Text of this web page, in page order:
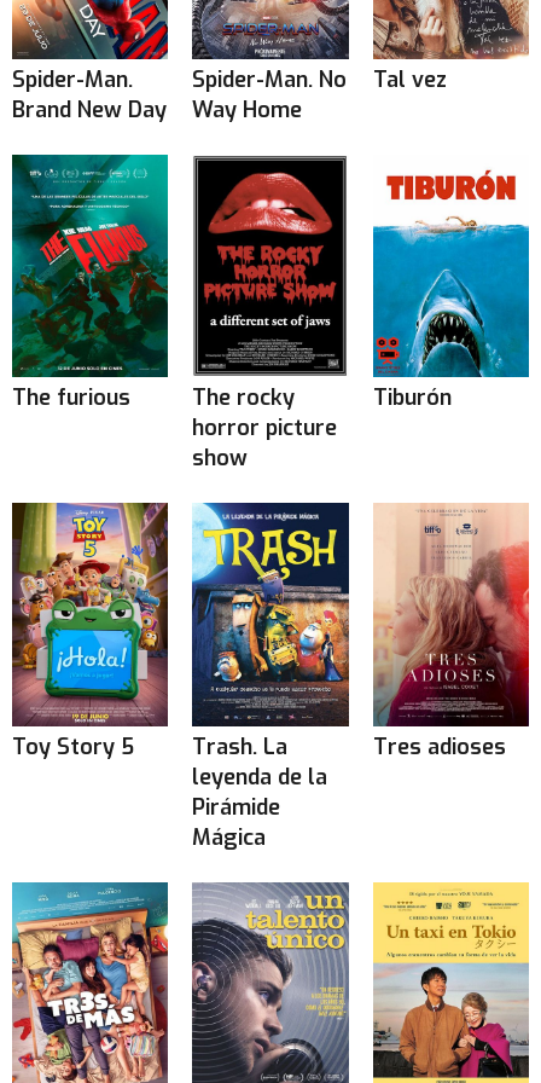
Spider-Man.
Brand New Day
Spider-Man. No
Way Home
Tal vez
The furious
The rocky
horror picture
show
Tiburón
Toy Story 5
Trash. La
leyenda de la
Pirámide
Mágica
Tres adioses